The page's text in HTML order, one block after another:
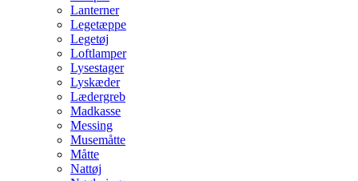
Lanterner
Legetæppe
Legetøj
Loftlamper
Lysestager
Lyskæder
Lædergreb
Madkasse
Messing
Musemåtte
Måtte
Nattøj